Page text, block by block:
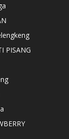
PISANG